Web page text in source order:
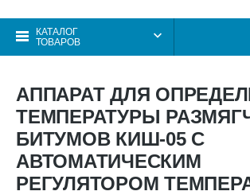
КАТАЛОГ
ТОВАРОВ
АППАРАТ ДЛЯ
ТЕМПЕРАТУРЫ
БИТУМОВ КИШ-05 С
АВТОМАТИЧЕСКИМ
РЕГУЛЯТОРОМ